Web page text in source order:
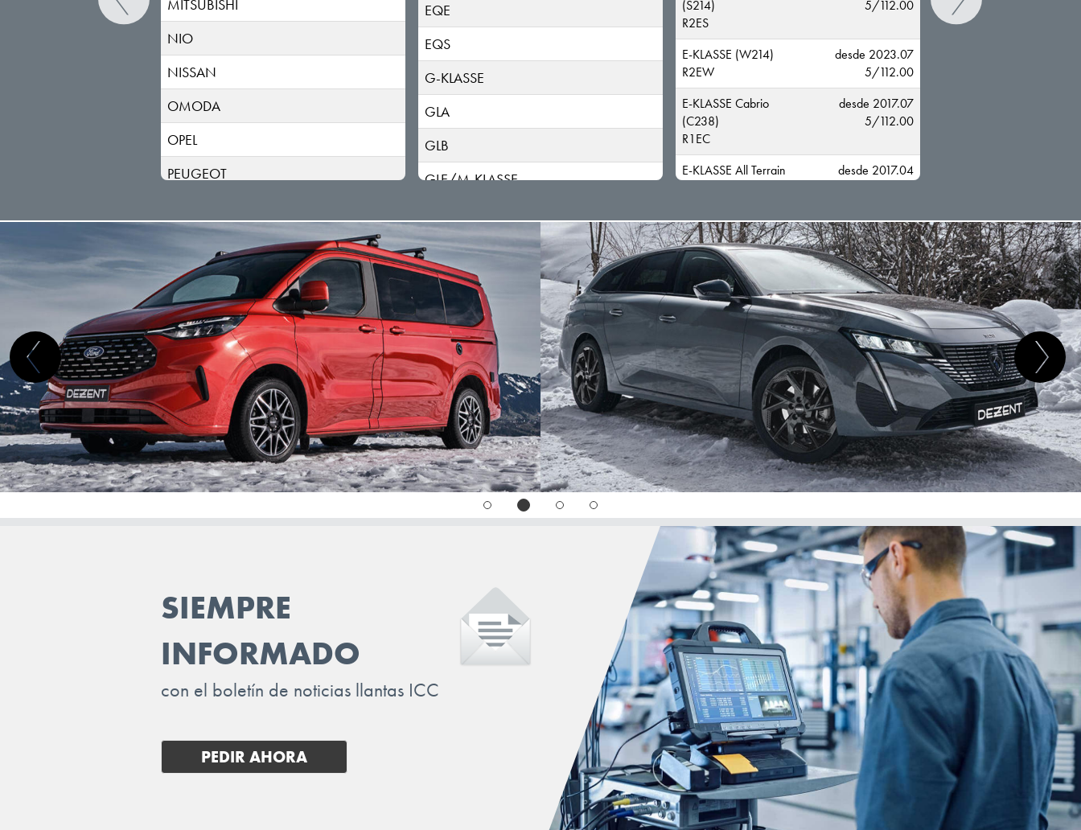
MITSUBISHI
NIO
NISSAN
OMODA
OPEL
PEUGEOT
PORSCHE
RENAULT
RIVIAN
SAAB
SEAT
SERES
SKODA
SKYWELL
SUZUKI
TESLA
TOGG
TRAILER
EQE
EQS
G-KLASSE
GLA
GLB
GLE/M-KLASSE
GLS/GL-KLASSE
R-KLASSE
S-KLASSE
SLK/SLC
SLR
SLS
SPRINTER
V-KLASSE
X-KLASSE
(S214)
R2ES
5/112.00
E-KLASSE (W214)
R2EW
desde 2023.07
5/112.00
E-KLASSE Cabrio
(C238)
R1EC
desde 2017.07
5/112.00
E-KLASSE All Terrain
desde 2017.04
E-KLASSE Coupe
(A238)
R1EC
desde 2017.01
5/112.00
E-KLASSE Kombi
desde 2016.09
5/112.00
E-KLASSE (W213)
212
desde 2016.03
5/112.00
E-KLASSE Cabrio
(A207)
207
desde 2010.02
5/112.00
E-KLASSE Kombi
212K
desde 2010.01
E-KLASSE Coupe
(C207)
207
desde 2009.06
5/112.00
E-KLASSE (W212)
212;212G
desde 2009.03
5/112.00
E-KLASSE Kombi
(S211)
211K
desde 2003.03
5/112.00
E-KLASSE (W211)
211;211G
desde 2002.03
5/112.00
E-KLASSE Kombi
(S210)
210K
desde 1996.06
SIEMPRE
INFORMADO
con el boletín de noticias llantas ICC
PEDIR AHORA